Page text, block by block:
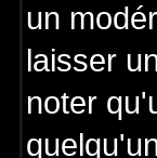
un
laisser
noter